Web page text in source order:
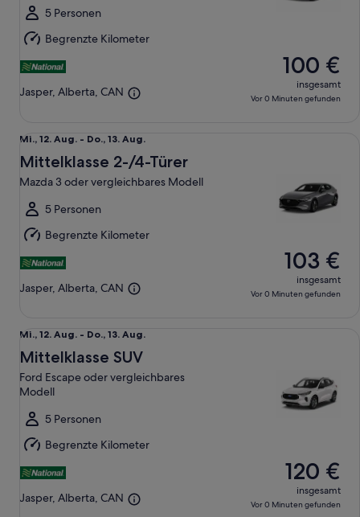
13.
Aug.
5 Personen
Begrenzte Kilometer
Jasper, Alberta, CAN
100 €
insgesamt
Vor 0 Minuten gefunden
Mi.,
12.
Aug.
bis
Do.,
13.
Aug.
Mi., 12. Aug. - Do., 13. Aug.
Mittelklasse 2-/4-Türer
Mazda 3 oder vergleichbares Modell
5 Personen
Begrenzte Kilometer
Jasper, Alberta, CAN
103 €
insgesamt
Vor 0 Minuten gefunden
Mi.,
12.
Aug.
bis
13.
Aug.
Mi., 12. Aug. - Do., 13. Aug.
Mittelklasse SUV
Ford Escape oder vergleichbares
Modell
5 Personen
Begrenzte Kilometer
Jasper, Alberta, CAN
120 €
insgesamt
Vor 0 Minuten gefunden